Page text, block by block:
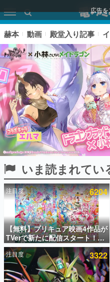
広告
ピックアップ
電ファミのいま読まれている記
アプリセール情報
インタビュー
連載・特集一覧
殿堂入り記事
赫本 動画 殿堂入り記事
いま読まれてい
注目度 6204
【無料】プリキュア映画4作品が
TVerで新たに配信スタート！な
んと2018年～2024年の映画ほぼ
すべてが見放題に、ぶっちゃけ
ありえないラインナップ
注目度 3322